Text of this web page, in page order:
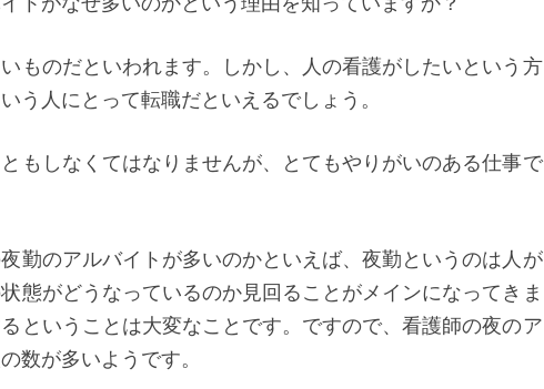
ものだといわれます。しかし、人の看護がしたいという方
う人にとって転職だといえるでしょう。
もしなくてはなりませんが、とてもやりがいのある仕事で
勤のアルバイトが多いのかといえば、夜勤というのは人が
態がどうなっているのか見回ることがメインになってきま
ということは大変なことです。ですので、看護師の夜のア
数が多いようです。